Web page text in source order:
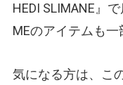
HEDI SLIMANE』
MEのアイテムも一
気になる方は、こ